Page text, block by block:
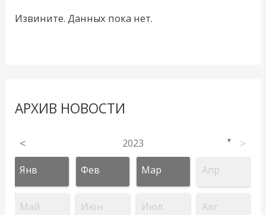
Извините. Данных пока нет.
АРХИВ НОВОСТИ
< 2023 ▼ >
Янв Фев Мар Апр
Май Июн Июл Авг